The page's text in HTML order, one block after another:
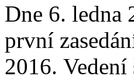
Dne 6. ledna
první
2016.